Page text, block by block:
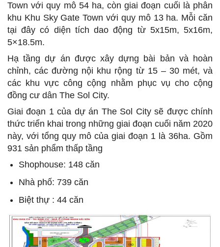
Town với quy mô 54 ha, còn giai đoạn cuối là phân
khu Khu Sky Gate Town với quy mô 13 ha. Mỗi căn
tại đây có diện tích dao động từ 5x15m, 5x16m,
5×18.5m.
Hạ tầng dự án được xây dựng bài bản và hoàn
chỉnh, các đường nội khu rộng từ 15 – 30 mét, và
các khu vực công cộng nhằm phục vụ cho cộng
đồng cư dân The Sol City.
Giai đoạn 1 của dự án The Sol City sẽ được chính
thức triển khai trong những giai đoạn cuối năm 2020
này, với tổng quy mô của giai đoạn 1 là 36ha. Gồm
931 sản phẩm thấp tầng
Shophouse: 148 căn
Nhà phố: 739 căn
Biệt thự : 44 căn